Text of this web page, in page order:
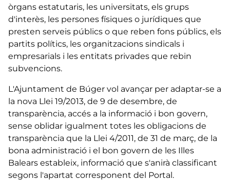
òrgans estatutaris, les universitats, els grups
d'interès, les persones físiques o jurídiques que
presten serveis públics o que reben fons públics, els
partits polítics, les organitzacions sindicals i
empresarials i les entitats privades que rebin
subvencions.
L'Ajuntament de Búger vol avançar per adaptar-se a
la nova Llei 19/2013, de 9 de desembre, de
transparència, accés a la informació i bon govern,
sense oblidar igualment totes les obligacions de
transparència que la Llei 4/2011, de 31 de març, de la
bona administració i el bon govern de les Illes
Balears estableix, informació que s'anirà classificant
segons l'apartat corresponent del Portal.